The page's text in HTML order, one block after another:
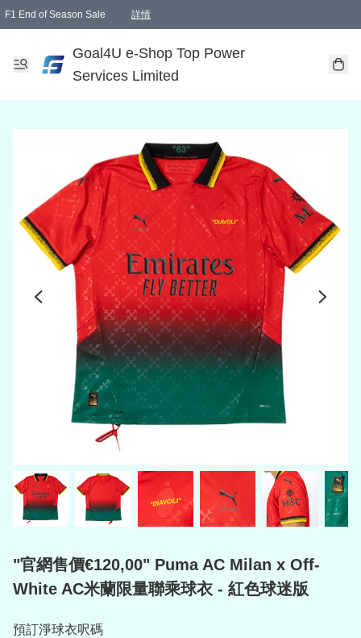
F1 End of Season Sale 詳情
Goal4U e-Shop Top Power
Services Limited
"官網售價€120,00" Puma AC Milan x Off-
White AC米蘭限量聯乘球衣 - 紅色球迷版
預訂淨球衣呎碼